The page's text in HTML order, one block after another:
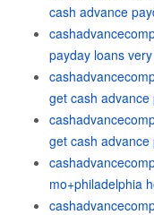
cash advance
payday loans
get cash
get cash
mo+philadelphia